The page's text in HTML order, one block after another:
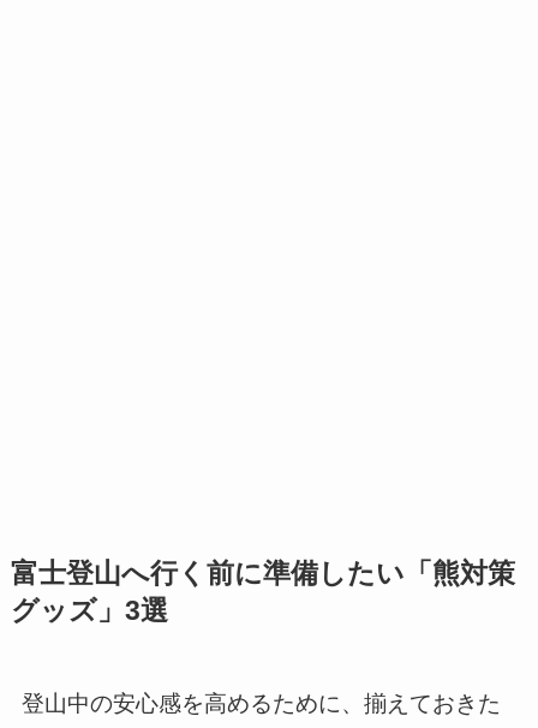
富士登山へ行く前に準備したい「熊対策
グッズ」3選
登山中の安心感を高めるために、揃えておきた